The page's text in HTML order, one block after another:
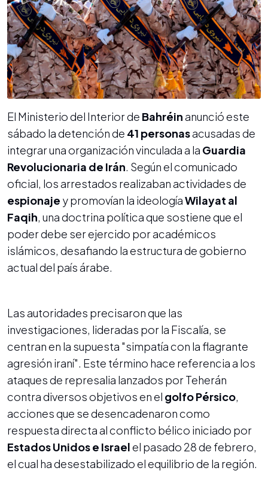
El Ministerio del Interior de Bahréinanunció este
sábado la detención de 41 personasacusadas de
integrar una organización vinculada a la Guardia
Revolucionaria de Irán. Según el comunicado
oficial, los arrestados realizaban actividades de
espionaje y promovían la ideologíaWilayat al
Faqih, una doctrina política que sostiene que el
poder debe ser ejercido por académicos
islámicos, desafiando la estructura de gobierno
actual del país árabe.
Las autoridades precisaron que las
investigaciones, lideradas por la Fiscalía, se
centran en la supuesta "simpatía con la flagrante
agresión iraní". Este término hace referencia a los
ataques de represalia lanzados por Teherán
contra diversos objetivos en el golfo Pérsico,
acciones que se desencadenaron como
respuesta directa al conflicto bélico iniciado por
Estados Unidos e Israelel pasado 28 de febrero,
el cual ha desestabilizado el equilibrio de la región.